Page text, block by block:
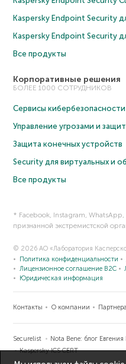
Kaspersky Endpoint Security
Kaspersky Endpoint Security
Все продукты
Корпоративные решения
БОЛЕЕ 1000 СОТРУДНИКОВ
Сервисы кибербезопасности
Управление угрозами и
Защита конечных устройств
Security для виртуальных и
Все продукты
* Facebook, Instagram,
признанной экстремистской
© 2026 АО «Лаборатория
Политика конфиденциальности
Лицензионное соглашение B2C
Юридическая информация
Контакты О компании
Securelist Nota Bene: блог
Kaspersky ICS CERT